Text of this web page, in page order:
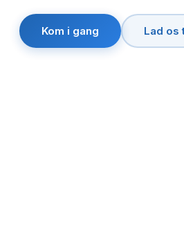
Kom i gang Lad os